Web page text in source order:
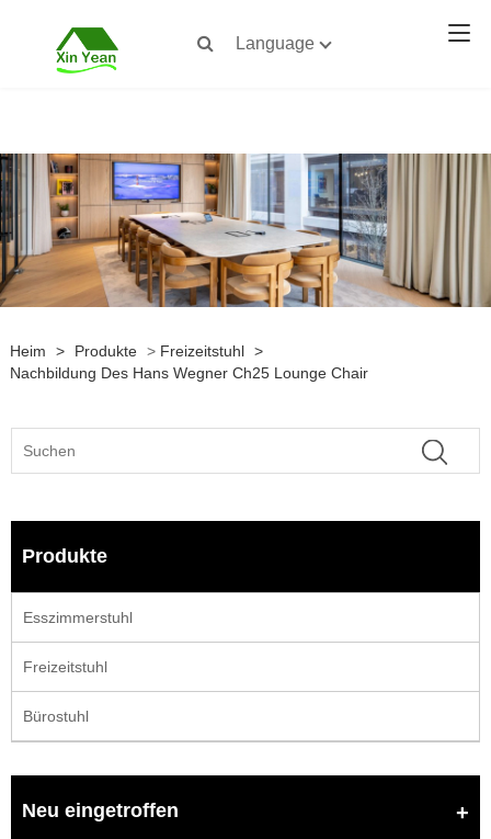
Language
Heim > Produkte > Freizeitstuhl >
Nachbildung Des Hans Wegner Ch25 Lounge Chair
Produkte
Esszimmerstuhl
Freizeitstuhl
Bürostuhl
Neu eingetroffen